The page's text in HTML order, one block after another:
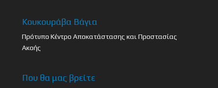
Κουκουράβα Βάγια
Πρότυπο Κέντρο Αποκατάστασης και Προστασίας
Ακοής
Που θα μας βρείτε